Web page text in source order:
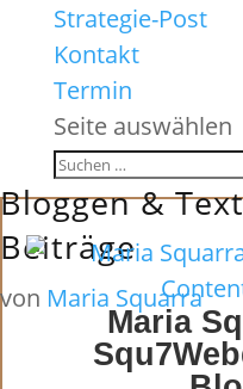
Strategie-Post
Kontakt
Termin
Seite auswählen
Bloggen &
Beiträge
von Maria Squarra
Maria